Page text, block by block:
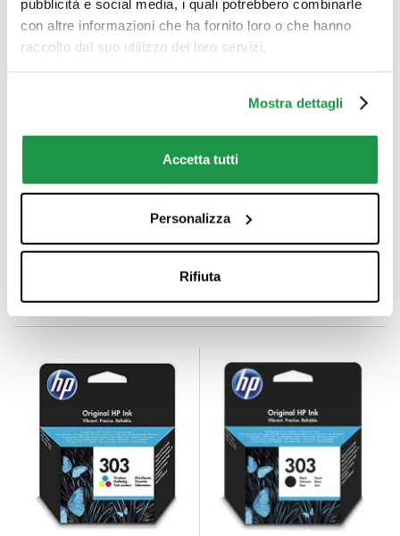
pubblicità e social media, i quali potrebbero combinarle
con altre informazioni che ha fornito loro o che hanno
raccolto dal suo utilizzo dei loro servizi.
Mostra dettagli
Accetta tutti
Personalizza
Rifiuta
N9K07AEBL 304 XL
TRICOLOR
INK-JET HP N9K08AE
304 XL NERO
HP